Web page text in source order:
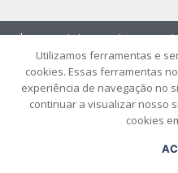
© 2026 ArqSC – Portal de
Santa Catarina – Todos os Direitos
sobre contato envie seu
Utilizamos ferramentas e
cookies. Essas ferramentas
experiência de navegação no
continuar a visualizar nosso
cookies